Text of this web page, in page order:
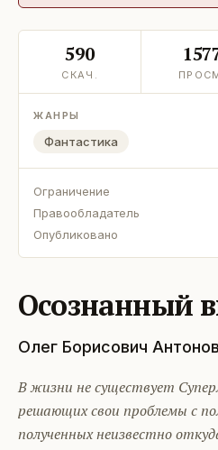
590
СКАЧ.
ЖАНРЫ
Фантастика
Ограничение
Правообладатель
Опубликовано
Осознанный
Олег Борисович Антонов
В жизни не существует
решающих свои проблемы с
полученных неизвестно